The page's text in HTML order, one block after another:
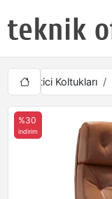
Yönetici Koltukları
%30
indirim